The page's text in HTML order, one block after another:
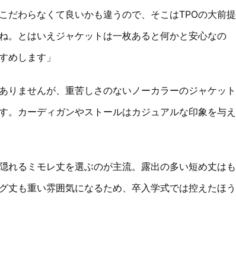
だわらなくて良いかも違うので、そこはTPOの大前提
。とはいえジャケットは一枚あると何かと安心なの
めします」
りませんが、重苦しさのないノーカラーのジャケット
。カーディガンやストールはカジュアルな印象を与え
れるミモレ丈を選ぶのが主流。露出の多い短め丈はも
丈も重い雰囲気になるため、卒入学式では控えたほう